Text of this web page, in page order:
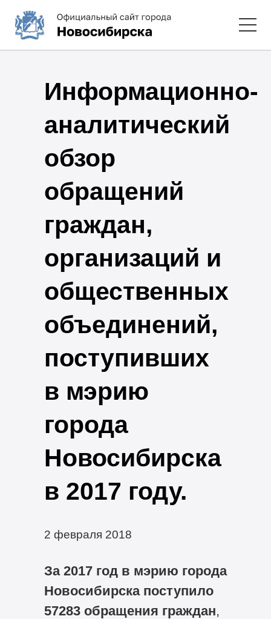
Информационно-
аналитический
обзор
обращений
граждан,
организаций и
общественных
объединений,
поступивших
в мэрию
города
Новосибирска
в 2017 году.
2 февраля 2018
За 2017 год в мэрию города
Новосибирска поступило
57283 обращения граждан,